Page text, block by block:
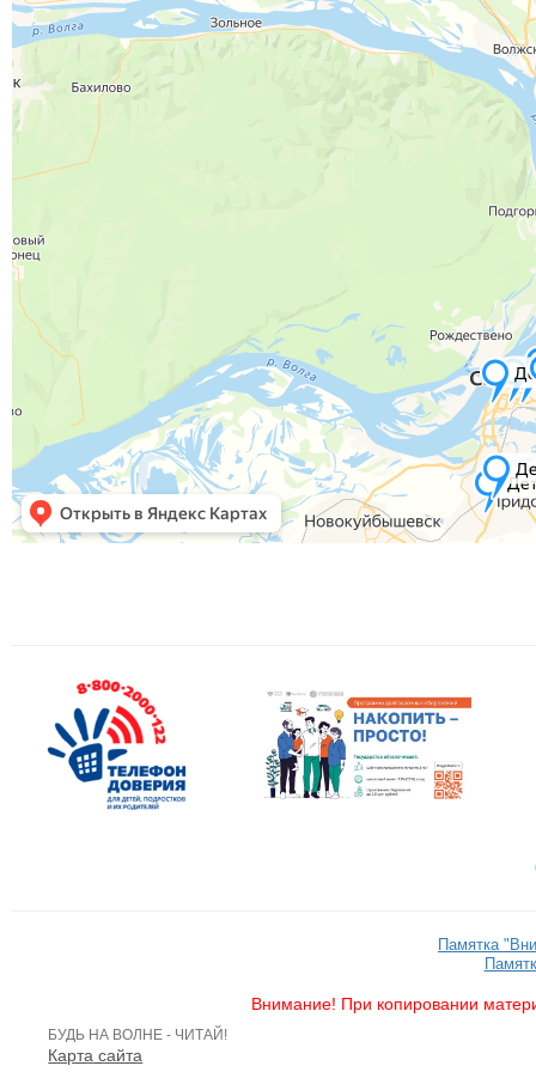
Памятка
Внимание! При копировании
БУДЬ НА ВОЛНЕ - ЧИТАЙ!
Карта сайта